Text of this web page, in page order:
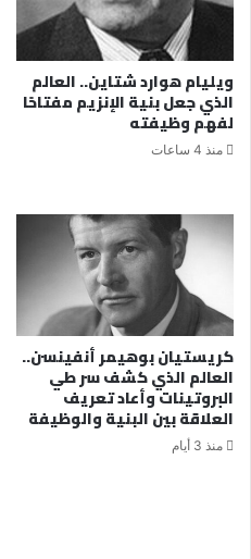
ويليام هوارد شتاين.. العالم
الذي جعل بنية الإنزيم مفتاحًا
لفهم وظيفته
منذ 4 ساعات
كريستيان بوهيمر أنفينسن..
العالم الذي كشف سر طي
البروتينات وأعاد تعريف
العلاقة بين البنية والوظيفة
منذ 3 أيام